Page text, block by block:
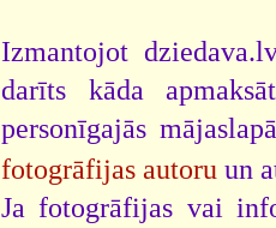
Izmantojot
darīts kāda
personīgajās
fotogrāfijas autoru un
Ja fotogrāfijas vai